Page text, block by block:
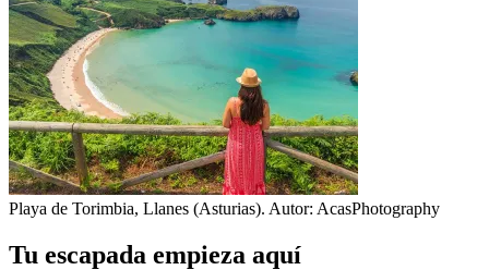
Playa de Torimbia, Llanes (Asturias). Autor: AcasPhotography
Tu escapada empieza aquí